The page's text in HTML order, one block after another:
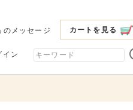
カートを見る
メッセージ
イン